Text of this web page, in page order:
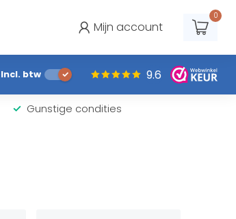
Mijn account
0
Incl. btw 9.6
Gunstige condities